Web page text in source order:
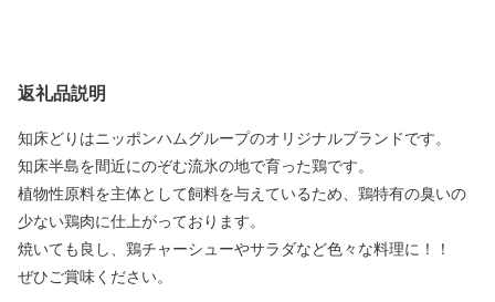
返礼品説明
知床どりはニッポンハムグループのオリジナルブランドです。
知床半島を間近にのぞむ流氷の地で育った鶏です。
植物性原料を主体として飼料を与えているため、鶏特有の臭いの
少ない鶏肉に仕上がっております。
焼いても良し、鶏チャーシューやサラダなど色々な料理に！！
ぜひご賞味ください。